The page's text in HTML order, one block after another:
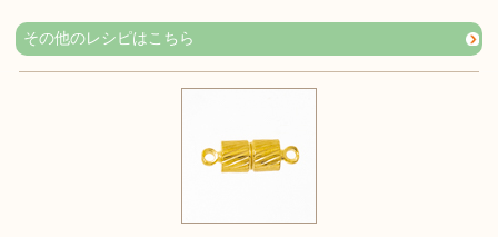
その他のレシピはこちら